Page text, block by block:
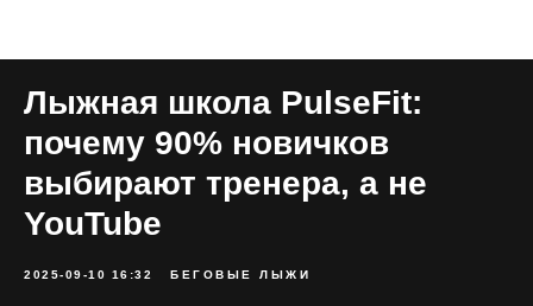
Лыжная школа PulseFit:
почему 90% новичков
выбирают тренера, а не
YouTube
2025-09-10 16:32 БЕГОВЫЕ ЛЫЖИ